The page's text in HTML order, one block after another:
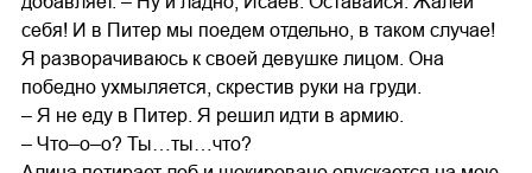
себя! И в Питер мы поедем отдельно, в таком случае!
Я разворачиваюсь к своей девушке лицом. Она
победно ухмыляется, скрестив руки на груди.
– Я не еду в Питер. Я решил идти в армию.
– Что–о–о? Ты…ты…что?